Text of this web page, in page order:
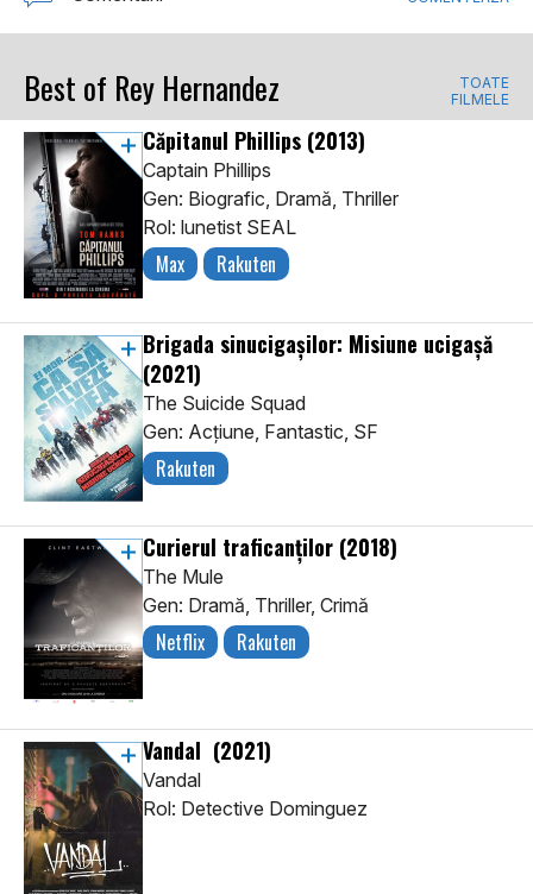
Best of Rey Hernandez
TOATE
FILMELE
Căpitanul Phillips (2013)
Captain Phillips
Gen: Biografic, Dramă, Thriller
Rol: lunetist SEAL
Max Rakuten
Brigada sinucigașilor: Misiune ucigașă
(2021)
The Suicide Squad
Gen: Acţiune, Fantastic, SF
Rakuten
Curierul traficanților (2018)
The Mule
Gen: Dramă, Thriller, Crimă
Netflix Rakuten
Vandal (2021)
Vandal
Rol: Detective Dominguez